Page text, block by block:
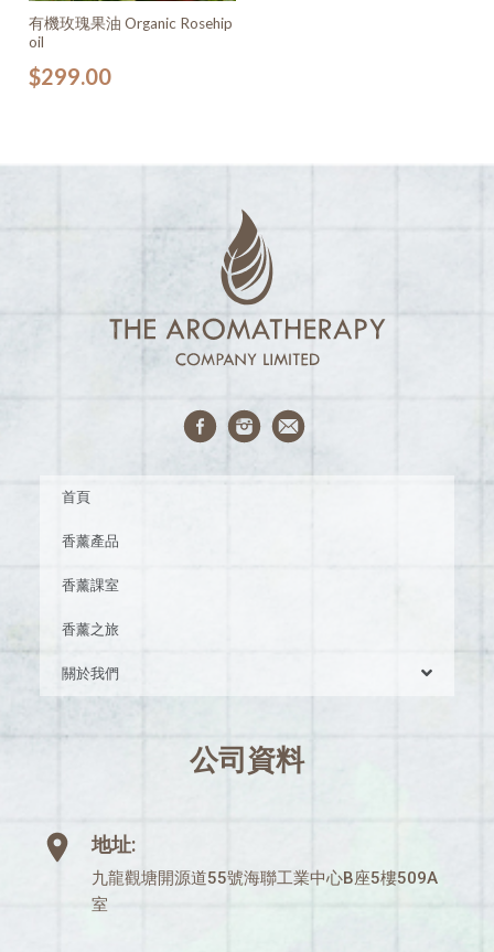
有機玫瑰果油 Organic Rosehip
oil
$299.00
首頁
香薰產品
香薰課室
香薰之旅
關於我們
公司資料
地址:
九龍觀塘開源道55號海聯工業中心B座5樓509A
室